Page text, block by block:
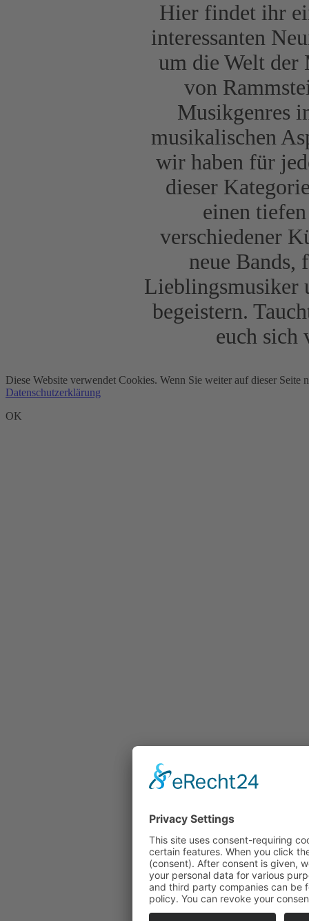
Hier findet ihr
interessanten
um die Welt der
von
Musikgenres
musikalischen
wir haben für
dieser
einen
verschiedener
neue Bands,
Lieblingsmusiker
begeistern.
euch sich
Diese Website verwendet Cookies. Wenn Sie weiter auf dieser
Datenschutzerklärung
OK